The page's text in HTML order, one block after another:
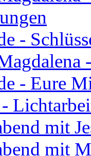
-
- Eure
-
mit
mit